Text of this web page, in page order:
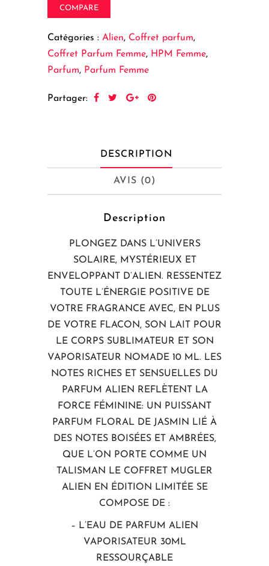
COMPARE
Catégories : Alien, Coffret parfum,
Coffret Parfum Femme, HPM Femme,
Parfum, Parfum Femme
Partager:
DESCRIPTION
AVIS (0)
Description
PLONGEZ DANS L’UNIVERS
SOLAIRE, MYSTÉRIEUX ET
ENVELOPPANT D’ALIEN. RESSENTEZ
TOUTE L’ÉNERGIE POSITIVE DE
VOTRE FRAGRANCE AVEC, EN PLUS
DE VOTRE FLACON, SON LAIT POUR
LE CORPS SUBLIMATEUR ET SON
VAPORISATEUR NOMADE 10 ML. LES
NOTES RICHES ET SENSUELLES DU
PARFUM ALIEN REFLÈTENT LA
FORCE FÉMININE: UN PUISSANT
PARFUM FLORAL DE JASMIN LIÉ À
DES NOTES BOISÉES ET AMBRÉES,
QUE L’ON PORTE COMME UN
TALISMAN LE COFFRET MUGLER
ALIEN EN ÉDITION LIMITÉE SE
COMPOSE DE :
– L’EAU DE PARFUM ALIEN
VAPORISATEUR 30ML
RESSOURÇABLE